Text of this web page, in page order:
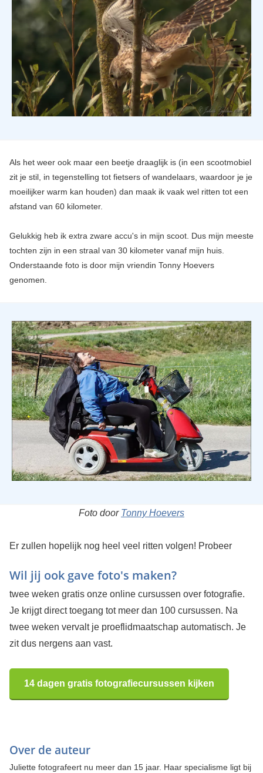
Als het weer ook maar een beetje draaglijk is (in een scootmobiel
zit je stil, in tegenstelling tot fietsers of wandelaars, waardoor je je
moeilijker warm kan houden) dan maak ik vaak wel ritten tot een
afstand van 60 kilometer.
Gelukkig heb ik extra zware accu's in mijn scoot. Dus mijn meeste
tochten zijn in een straal van 30 kilometer vanaf mijn huis.
Onderstaande foto is door mijn vriendin Tonny Hoevers
genomen.
Foto door Tonny Hoevers
Er zullen hopelijk nog heel veel ritten volgen!
Wil jij ook gave foto's maken?
Probeer
twee weken gratis onze online cursussen over fotografie.
Je krijgt direct toegang tot meer dan 100 cursussen. Na
twee weken vervalt je proeflidmaatschap automatisch. Je
zit dus nergens aan vast.
14 dagen gratis fotografiecursussen kijken
Over de auteur
Juliette fotografeert nu meer dan 15 jaar. Haar specialisme ligt bij